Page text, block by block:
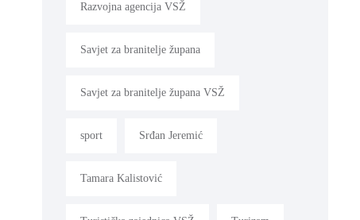
Razvojna agencija VSŽ
Savjet za branitelje župana
Savjet za branitelje župana VSŽ
sport Srđan Jeremić
Tamara Kalistović